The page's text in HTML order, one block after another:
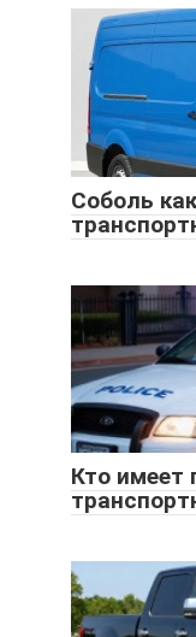
Соболь
Кто имеет